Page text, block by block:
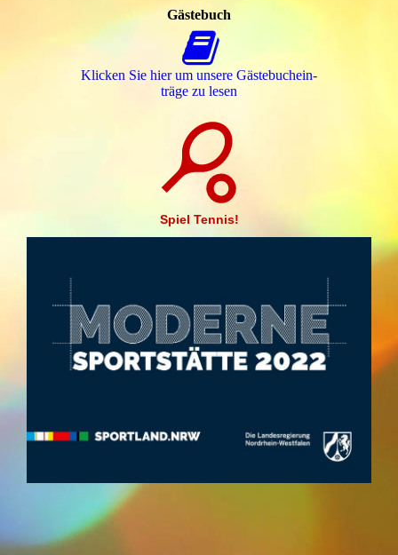
Gästebuch
Klicken Sie hier um unsere Gäs­te­buch­ein­
trä­ge zu lesen
Spiel Tennis!